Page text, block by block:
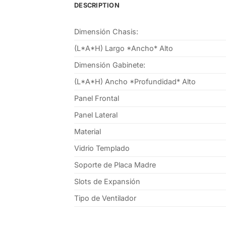
DESCRIPTION
Dimensión Chasis:
(L*A*H) Largo *Ancho* Alto
Dimensión Gabinete:
(L*A*H) Ancho *Profundidad* Alto
Panel Frontal
Panel Lateral
Material
Vidrio Templado
Soporte de Placa Madre
Slots de Expansión
Tipo de Ventilador